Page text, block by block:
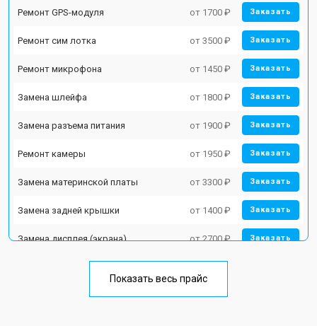
Ремонт GPS-модуля от 1700 ₽ Заказать
Ремонт сим лотка от 3500 ₽ Заказать
Ремонт микрофона от 1450 ₽ Заказать
Замена шлейфа от 1800 ₽ Заказать
Замена разъема питания от 1900 ₽ Заказать
Ремонт камеры от 1950 ₽ Заказать
Замена материнской платы от 3300 ₽ Заказать
Замена задней крышки от 1400 ₽ Заказать
Замена дисплея (экрана) от 2700 ₽ Заказать
Замена кнопки включения от 1750 ₽
Показать весь прайс